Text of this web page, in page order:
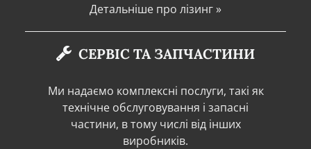
Детальніше про лізинг »
СЕРВІС ТА ЗАПЧАСТИНИ
Ми надаємо комплексні послуги, такі як
технічне обслуговування і запасні
частини, в тому числі від інших
виробників.